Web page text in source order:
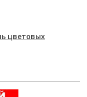
цветовых